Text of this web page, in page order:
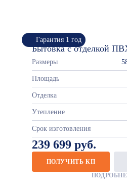
Гарантия 1 год
Бытовка с отделкой
Размеры
Площадь
Отделка
Утепление
Срок изготовления
239 699 руб.
ПОЛУЧИТЬ КП